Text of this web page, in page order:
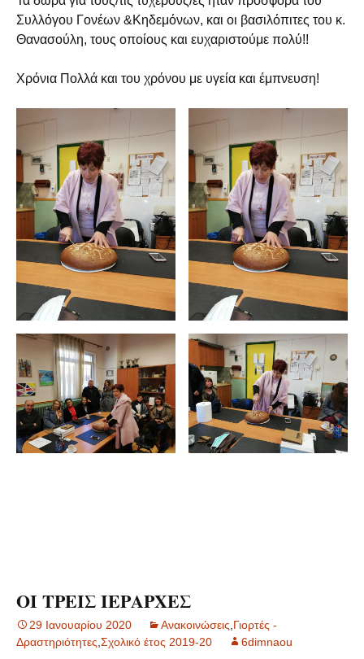
Συλλόγου Γονέων &Κηδεμόνων, και οι βασιλόπιτες του κ.
Θανασούλη, τους οποίους και ευχαριστούμε πολύ!!
Χρόνια Πολλά και του χρόνου με υγεία και έμπνευση!
ΟΙ ΤΡΕΙΣ ΙΕΡΑΡΧΕΣ
29 Ιανουαρίου 2020 Ανακοινώσεις,Γιορτές -
Δραστηριότητες,Σχολικό έτος 2019-20 6dimnaou